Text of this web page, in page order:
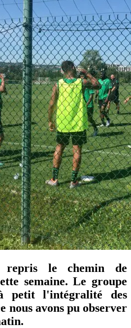
le chemin de
semaine. Le groupe
petit l'intégralité des
nous avons pu observer